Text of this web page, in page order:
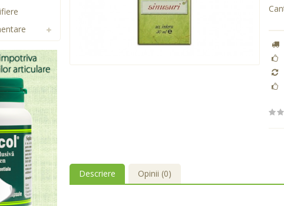
Descriere Opinii (0)